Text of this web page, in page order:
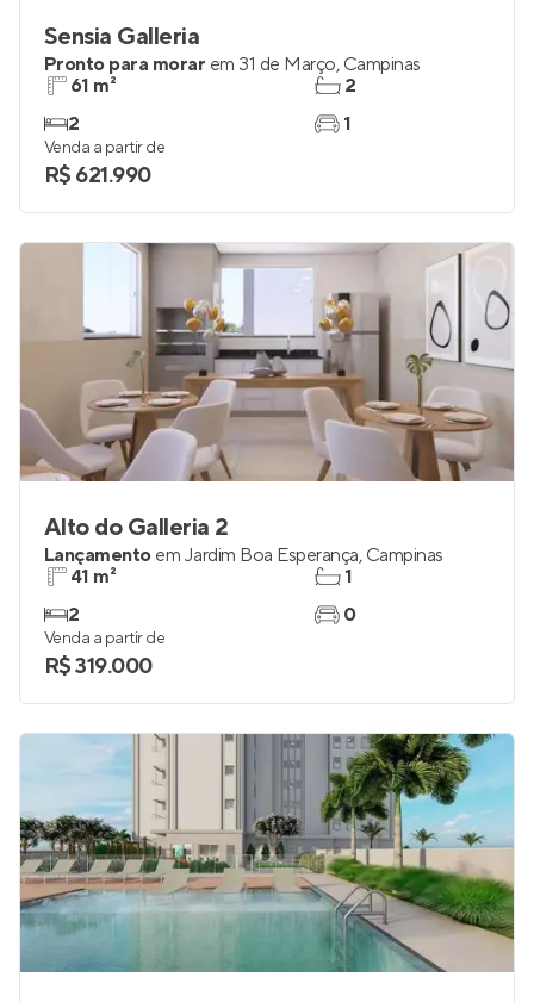
Sensia Galleria
Pronto para morar em 31 de Março, Campinas
61 m²
2
2
1
Venda a partir de
R$ 621.990
Alto do Galleria 2
Lançamento em Jardim Boa Esperança, Campinas
41 m²
2
1
0
Venda a partir de
R$ 319.000